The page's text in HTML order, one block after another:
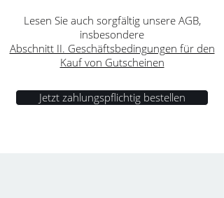
Lesen Sie auch sorgfältig unsere AGB,
insbesondere
Abschnitt II. Geschäftsbedingungen für den
Kauf von Gutscheinen
Jetzt zahlungspflichtig bestellen